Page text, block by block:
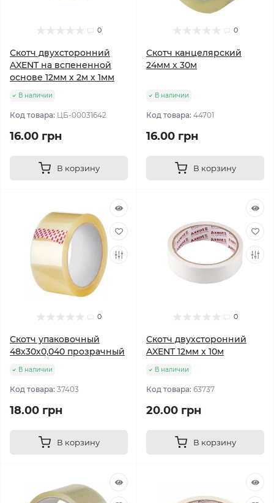
0
Скотч двухсторонний
AXENT на вспененной
основе 12мм х 2м х 1мм
В наличии
Код товара: ЦБ-00031642
16.00 грн
В корзину
0
Скотч канцелярский
24мм х 30м
В наличии
Код товара: 44701
16.00 грн
В корзину
0
Скотч упаковочный
48х30х0,040 прозрачный
В наличии
Код товара: 37403
18.00 грн
В корзину
0
Скотч двухсторонний
AXENT 12мм х 10м
В наличии
Код товара: 63737
20.00 грн
В корзину